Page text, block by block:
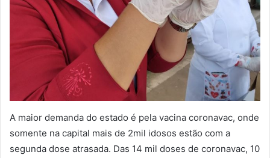
A maior demanda do estado é pela vacina coronavac, onde
somente na capital mais de 2mil idosos estão com a
segunda dose atrasada. Das 14 mil doses de coronavac, 10